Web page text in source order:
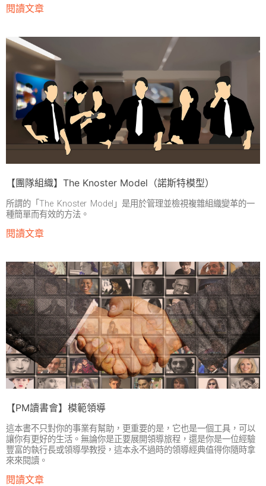
閱讀文章
【團隊組織】The Knoster Model（諾斯特模型）
所謂的「The Knoster Model」是用於管理並檢視複雜組織變革的一
種簡單而有效的方法。
閱讀文章
【PM讀書會】模範領導
這本書不只對你的事業有幫助，更重要的是，它也是一個工具，可以
讓你有更好的生活。無論你是正要展開領導旅程，還是你是一位經驗
豐富的執行長或領導學教授，這本永不過時的領導經典值得你隨時拿
來來閱讀。
閱讀文章